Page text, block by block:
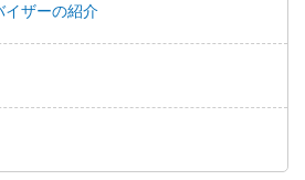
イザーの紹介